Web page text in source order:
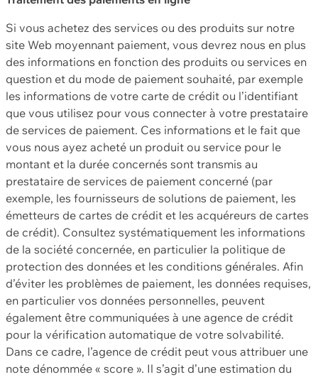
Si vous achetez des services ou des produits sur notre
site Web moyennant paiement, vous devrez nous en plus
des informations en fonction des produits ou services en
question et du mode de paiement souhaité, par exemple
les informations de votre carte de crédit ou l’identifiant
que vous utilisez pour vous connecter à votre prestataire
de services de paiement. Ces informations et le fait que
vous nous ayez acheté un produit ou service pour le
montant et la durée concernés sont transmis au
prestataire de services de paiement concerné (par
exemple, les fournisseurs de solutions de paiement, les
émetteurs de cartes de crédit et les acquéreurs de cartes
de crédit). Consultez systématiquement les informations
de la société concernée, en particulier la politique de
protection des données et les conditions générales. Afin
d’éviter les problèmes de paiement, les données requises,
en particulier vos données personnelles, peuvent
également être communiquées à une agence de crédit
pour la vérification automatique de votre solvabilité.
Dans ce cadre, l’agence de crédit peut vous attribuer une
note dénommée « score ». Il s’agit d’une estimation du